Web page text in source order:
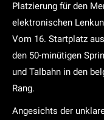
Platzierung für den
elektronischen
Vom 16. Startplatz
den 50-minütigen
und Talbahn in den
Rang.
Angesichts der